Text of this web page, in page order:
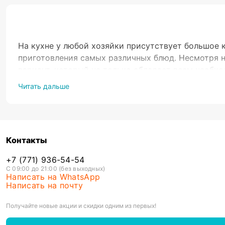
На кухне у любой хозяйки присутствует
приготовления самых различных блюд.
вариант, который не только обладает всем
следить за состоянием блюда и оперативно
Рассмотрим более подробно часть из них.
· Диаметр крышки, приобретаемой для кастрюли
· Эргономичность исполнения ручки на крышке;
· Материалы, использованные для
большой или, напротив, слишком маленькой, она
решение купить крышку попросту потеряет
Читать дальше
Контакты
+7 (771) 936-54-54
С 09:00 до 21:00 (без выходных)
Написать на WhatsApp
Написать на почту
Получайте новые акции и скидки одним из первых!